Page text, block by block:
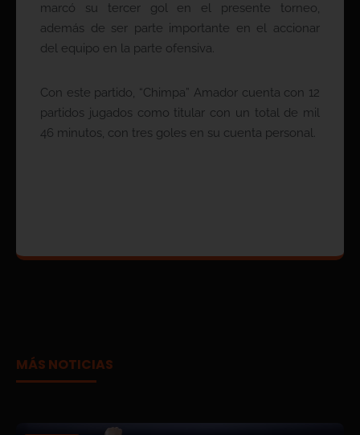
marcó su tercer gol en el presente torneo,
además de ser parte importante en el accionar
del equipo en la parte ofensiva.
Con este partido, “Chimpa” Amador cuenta con 12
partidos jugados como titular con un total de mil
46 minutos, con tres goles en su cuenta personal.
MÁS NOTICIAS